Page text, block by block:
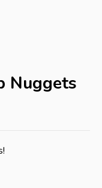
Nuggets